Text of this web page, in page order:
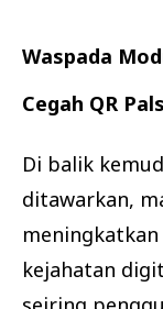
Waspada
Cegah QR
Di balik
ditawarkan,
kejahatan